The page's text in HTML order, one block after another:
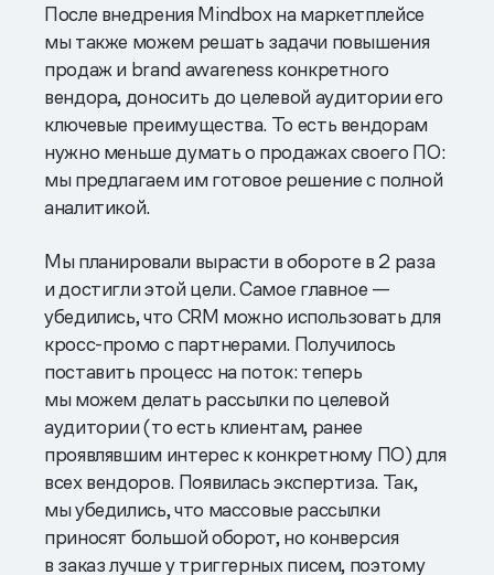
После внедрения Mindbox на маркетплейсе
мы также можем решать задачи повышения
продаж и brand awareness конкретного
вендора, доносить до целевой аудитории его
ключевые преимущества. То есть вендорам
нужно меньше думать о продажах своего ПО:
мы предлагаем им готовое решение с полной
аналитикой.
Мы планировали вырасти в обороте в 2 раза
и достигли этой цели. Самое главное —
убедились, что CRM можно использовать для
кросс-промо с партнерами. Получилось
поставить процесс на поток: теперь
мы можем делать рассылки по целевой
аудитории (то есть клиентам, ранее
проявлявшим интерес к конкретному ПО) для
всех вендоров. Появилась экспертиза. Так,
мы убедились, что массовые рассылки
приносят большой оборот, но конверсия
в заказ лучше у триггерных писем, поэтому